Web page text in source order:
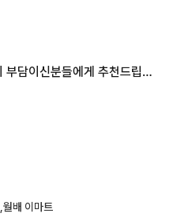
담이신분들에게 추천드립니
배 이마트